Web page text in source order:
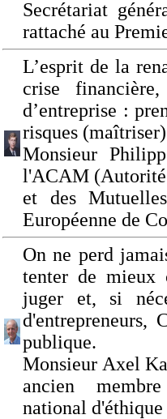
Secrétariat
rattaché au
L’esprit de la
crise
d’entreprise :
risques
Monsieur
l'ACAM (Autorité
et des
Européenne de
On ne perd
tenter de mieux
juger et, si
d'entrepreneurs,
publique.
Monsieur Axel
ancien
national d'éthique